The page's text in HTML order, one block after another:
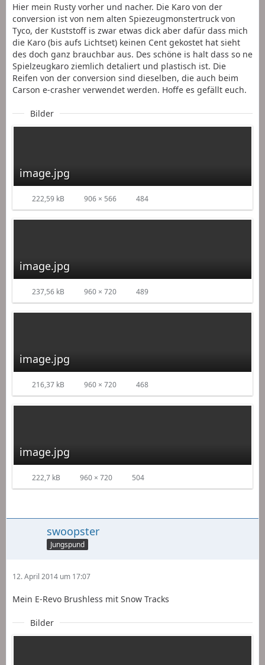
Hier mein Rusty vorher und nacher. Die Karo von der
conversion ist von nem alten Spiezeugmonstertruck von
Tyco, der Kuststoff is zwar etwas dick aber dafür dass mich
die Karo (bis aufs Lichtset) keinen Cent gekostet hat sieht
des doch ganz brauchbar aus. Des schöne is halt dass so ne
Spielzeugkaro ziemlich detaliert und plastisch ist. Die
Reifen von der conversion sind dieselben, die auch beim
Carson e-crasher verwendet werden. Hoffe es gefällt euch.
Bilder
image.jpg
222,59 kB 906 × 566 484
image.jpg
237,56 kB 960 × 720 489
image.jpg
216,37 kB 960 × 720 468
image.jpg
222,7 kB 960 × 720 504
swoopster
Jungspund
12. April 2014 um 17:07
Mein E-Revo Brushless mit Snow Tracks
Bilder